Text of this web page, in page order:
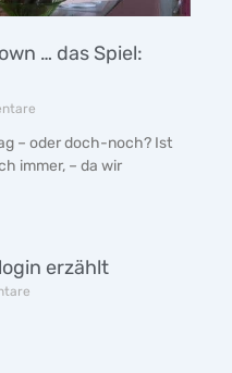
… das Spiel:
– oder doch-noch? Ist
immer, – da wir
erzählt